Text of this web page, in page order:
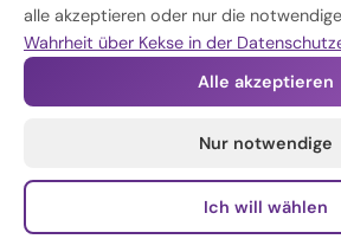
WhatsApp
© 2026 SelfDevelopment. Alle Rechte
byDaniel Bała
alle akzeptieren oder nur die
Wahrheit über Kekse in der
Alle akzeptieren
Nur notwendige
Ich will wählen